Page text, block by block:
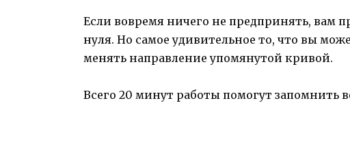
Если вовремя ничего не предпринять, вам
нуля. Но самое удивительное то, что вы
менять направление упомянутой кривой.
Всего 20 минут работы помогут запомнить